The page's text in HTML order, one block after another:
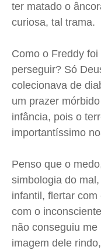
ter matado o
curiosa, tal trama.
Como o Freddy
perseguir? Só
colecionava de
um prazer
infância, pois o
importantíssimo
Penso que o
simbologia do
infantil, flertar
com o
não conseguiu
imagem dele